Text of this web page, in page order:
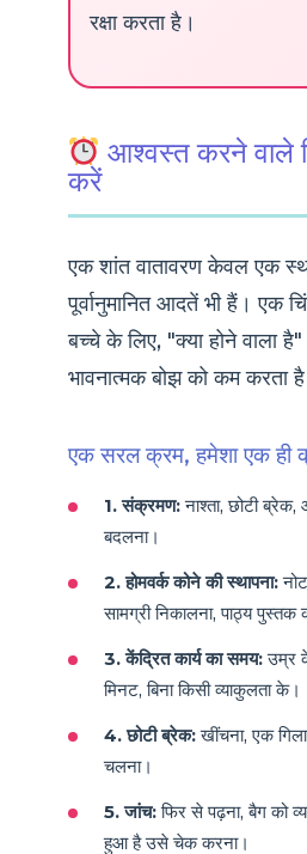
रक्षा करता है।
आश्वस्त करने वाले
करें
एक शांत वातावरण केवल एक
पूर्वानुमानित आदतें भी हैं। एक
बच्चे के लिए, "क्या होने वाला
भावनात्मक बोझ को कम करता
एक सरल क्रम, हमेशा एक ही
1. संक्रमण:नाश्ता, छोटी
बदलना।
2. होमवर्क कोने की स्थापना:
सामग्री निकालना, पाठ्य पुस्तक
3. केंद्रित कार्य का समय:उम्र
मिनट, बिना किसी व्याकुलता के।
4. छोटी ब्रेक:खींचना, एक
चलना।
5. जांच:फिर से पढ़ना, बैग को
हुआ है उसे चेक करना।